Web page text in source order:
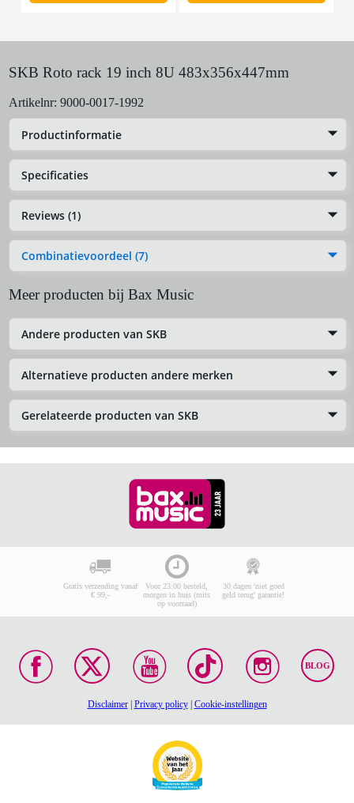
SKB Roto rack 19 inch 8U 483x356x447mm
Artikelnr: 9000-0017-1992
Productinformatie
Specificaties
Reviews (1)
Combinatievoordeel (7)
Meer producten bij Bax Music
Andere producten van SKB
Alternatieve producten andere merken
Gerelateerde producten van SKB
Gratis verzending vanaf
€ 99,-
Voor 23:00 besteld,
morgen in huis (mits
op voorraad)
30 dagen 'niet goed
geld terug' garantie!
BLOG
Disclaimer| Privacy policy| Cookie-instellingen